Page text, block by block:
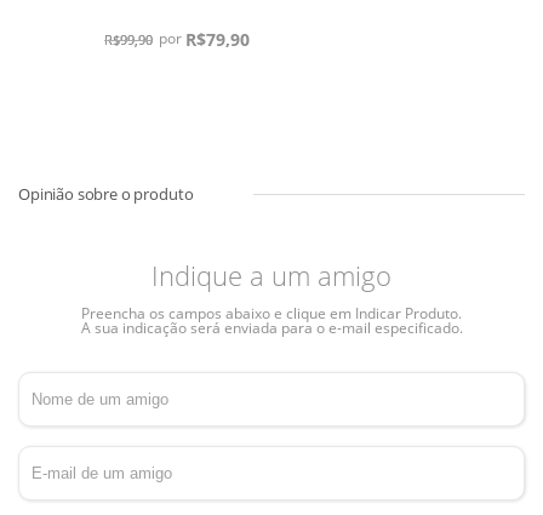
R$99,90 R$79,90
Indique a um amigo
Preencha os campos abaixo e clique em Indicar Produto.
A sua indicação será enviada para o e-mail especificado.